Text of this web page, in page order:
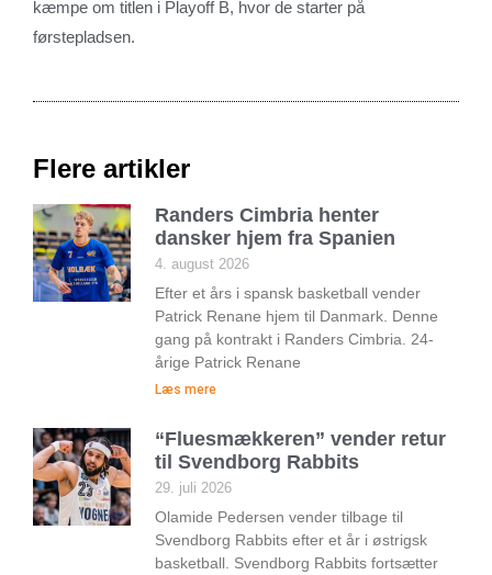
kæmpe om titlen i Playoff B, hvor de starter på
førstepladsen.
Flere artikler
Randers Cimbria henter
dansker hjem fra Spanien
4. august 2026
Efter et års i spansk basketball vender
Patrick Renane hjem til Danmark. Denne
gang på kontrakt i Randers Cimbria. 24-
årige Patrick Renane
Læs mere
“Fluesmækkeren” vender retur
til Svendborg Rabbits
29. juli 2026
Olamide Pedersen vender tilbage til
Svendborg Rabbits efter et år i østrigsk
basketball. Svendborg Rabbits fortsætter